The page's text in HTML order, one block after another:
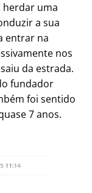
uma
a sua
entrar na
nos
da estrada.
fundador
foi sentido
7 anos.